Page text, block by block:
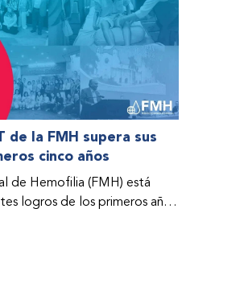
de la FMH supera sus
cinco años
de Hemofilia (FMH) está
logros de los primeros años
a la Atención y el